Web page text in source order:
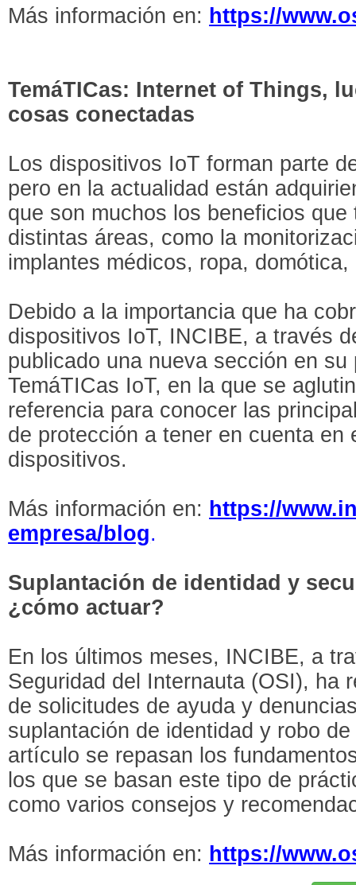
Más información en: https://
TemáTICas: Internet of Things,
cosas conectadas
Los dispositivos IoT forman parte
pero en la actualidad están
que son muchos los beneficios
distintas áreas, como la
implantes médicos, ropa, domótica,
Debido a la importancia que ha
dispositivos IoT, INCIBE, a través
publicado una nueva sección en
TemáTICas IoT, en la que se
referencia para conocer las
de protección a tener en cuenta en
dispositivos.
Más información en: https://
empresa/blog.
Suplantación de identidad y
¿cómo actuar?
En los últimos meses, INCIBE, a
Seguridad del Internauta (OSI), ha
de solicitudes de ayuda y
suplantación de identidad y robo
artículo se repasan los
los que se basan este tipo de
como varios consejos y
Más información en: https://